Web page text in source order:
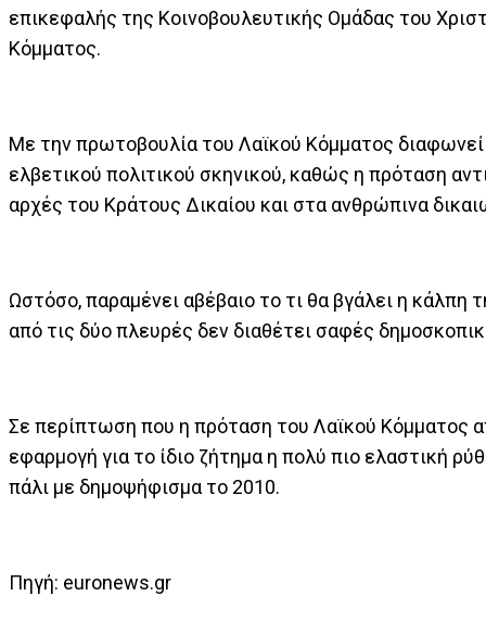
επικεφαλής της Κοινοβουλευτικής Ομάδας του
Κόμματος.
Με την πρωτοβουλία του Λαϊκού Κόμματος
ελβετικού πολιτικού σκηνικού, καθώς η πρόταση
αρχές του Κράτους Δικαίου και στα ανθρώπινα
Ωστόσο, παραμένει αβέβαιο το τι θα βγάλει η κάλπη
από τις δύο πλευρές δεν διαθέτει σαφές
Σε περίπτωση που η πρόταση του Λαϊκού Κόμματος
εφαρμογή για το ίδιο ζήτημα η πολύ πιο ελαστική
πάλι με δημοψήφισμα το 2010.
Πηγή: euronews.gr